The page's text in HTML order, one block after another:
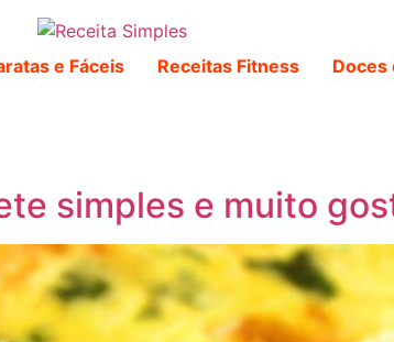
e Fáceis Receitas Fitness Doces
simples e muito